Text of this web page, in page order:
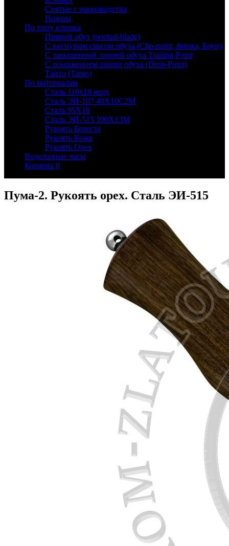
Снятые с производства
Ножны
По типу клинка
Прямой обух (normal-blade)
С вогнутым скосом обуха (Clip-point, финка, Боуи)
С завышенной линией обуха Trailing-Point
С понижением линии обуха (Drop-Point)
Танто (Tanto)
По материалам
Сталь 110х18 мшд
Сталь ЭИ-107 40Х10С2М
Сталь 95Х18
Сталь ЭИ-515 100Х13М
Рукоять Береста
Рукоять Кожа
Рукоять Орех
Водолазные часы
Корзина 0
Пума-2. Рукоять орех. Сталь ЭИ-515